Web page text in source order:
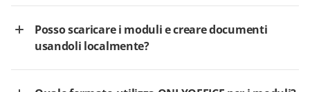
Posso scaricare i moduli e creare documenti
usandoli localmente?